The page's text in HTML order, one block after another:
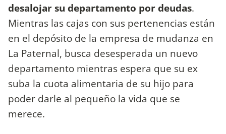
desalojar su departamento por deudas.
Mientras las cajas con sus pertenencias están
en el depósito de la empresa de mudanza en
La Paternal, busca desesperada un nuevo
departamento mientras espera que su ex
suba la cuota alimentaria de su hijo para
poder darle al pequeño la vida que se
merece.